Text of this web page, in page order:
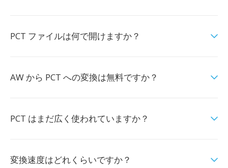
PCT ファイルは何で開けますか？
AW から PCT への変換は無料ですか？
PCT はまだ広く使われていますか？
変換速度はどれくらいですか？